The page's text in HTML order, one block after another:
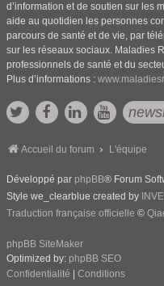
d’information et de soutien sur les
aide au quotidien les personnes
parcours de santé et de vie, par
sur les réseaux sociaux. Maladies
professionnels de santé et du
Plus d’informations :
Accueil du forum L'équipe
Développé par phpBB® Forum
Style we_clearblue created by
Traduction française officielle ©
phpBB SiteMaker
Optimized by: phpBB SEO
Confidentialité
Conditions